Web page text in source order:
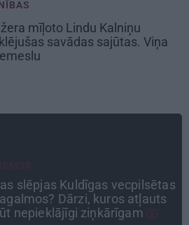
mīļoto Lindu Kalniņu
savādas sajūtas. Viņa
– jūra: Lauderu
bezbēdīgi laiskā miera
Pūrciemā